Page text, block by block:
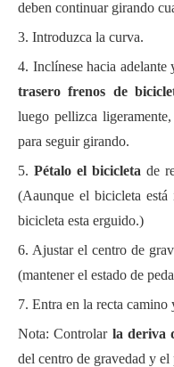
deben continuar girando
3. Introduzca la curva.
4. Inclínese hacia
traserofrenos de
luego pellizca ligeramente
para seguir girando.
5.Pétaloelbicicleta de
(Aaunque el bicicleta está
bicicleta esta erguido.)
6. Ajustar el centro de
(mantener el estado de
7. Entra en la recta camino
Nota: Controlar la deriva
del centro de gravedad y el